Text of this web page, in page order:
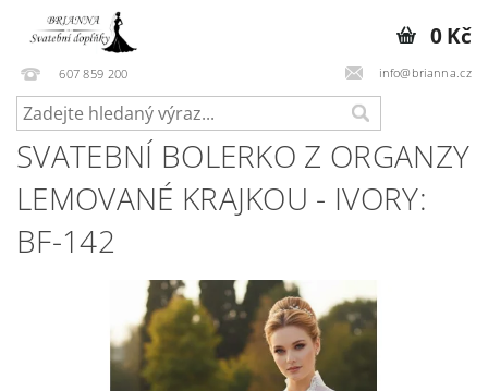
607 859 200 info@brianna.cz
0 Kč
SVATEBNÍ BOLERKO Z ORGANZY
LEMOVANÉ KRAJKOU - IVORY:
BF-142